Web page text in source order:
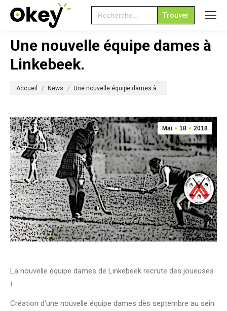
Search
for:
Une nouvelle équipe dames à
Linkebeek.
Accueil News Une nouvelle équipe dames à…
Mai 18 2018
La nouvelle équipe dames de Linkebeek recrute des joueuses
!
Création d’une nouvelle équipe dames dès septembre au sein